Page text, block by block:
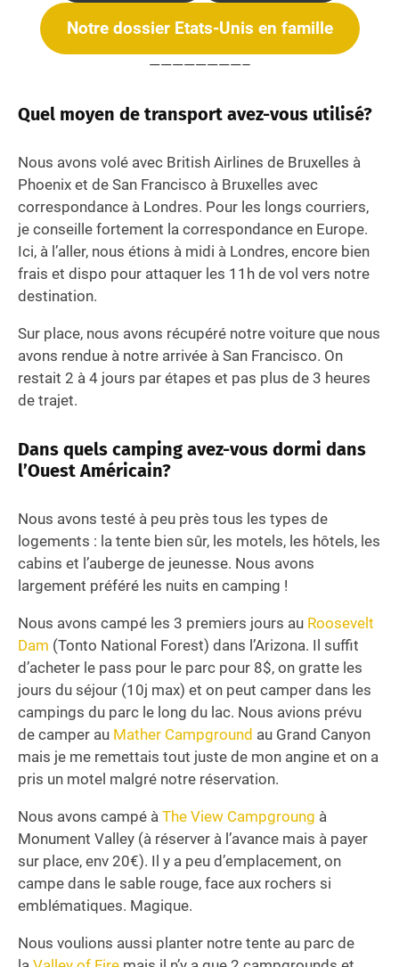
Notre dossier Etats-Unis en famille
————————–
Quel moyen de transport avez-vous utilisé?
Nous avons volé avec British Airlines de Bruxelles à
Phoenix et de San Francisco à Bruxelles avec
correspondance à Londres. Pour les longs courriers,
je conseille fortement la correspondance en Europe.
Ici, à l’aller, nous étions à midi à Londres, encore bien
frais et dispo pour attaquer les 11h de vol vers notre
destination.
Sur place, nous avons récupéré notre voiture que nous
avons rendue à notre arrivée à San Francisco. On
restait 2 à 4 jours par étapes et pas plus de 3 heures
de trajet.
Dans quels camping avez-vous dormi dans
l’Ouest Américain?
Nous avons testé à peu près tous les types de
logements : la tente bien sûr, les motels, les hôtels, les
cabins et l’auberge de jeunesse. Nous avons
largement préféré les nuits en camping !
Nous avons campé les 3 premiers jours au Roosevelt
Dam (Tonto National Forest) dans l’Arizona. Il suffit
d’acheter le pass pour le parc pour 8$, on gratte les
jours du séjour (10j max) et on peut camper dans les
campings du parc le long du lac. Nous avions prévu
de camper au Mather Campground au Grand Canyon
mais je me remettais tout juste de mon angine et on a
pris un motel malgré notre réservation.
Nous avons campé à The View Campgroung à
Monument Valley (à réserver à l’avance mais à payer
sur place, env 20€). Il y a peu d’emplacement, on
campe dans le sable rouge, face aux rochers si
emblématiques. Magique.
Nous voulions aussi planter notre tente au parc de